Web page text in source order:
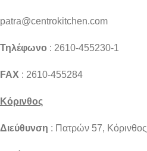
patra@centrokitchen.com
Τηλέφωνο : 2610-455230-1
FAX : 2610-455284
Κόρινθος
Διεύθυνση : Πατρών 57, Κόρινθος